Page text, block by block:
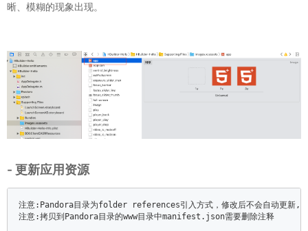
晰、模糊的现象出现。
- 更新应用资源
注意:Pandora目录为folder references引入方式，修改后不会自动更新,
注意:拷贝到Pandora目录的www目录中manifest.json需要删除注释